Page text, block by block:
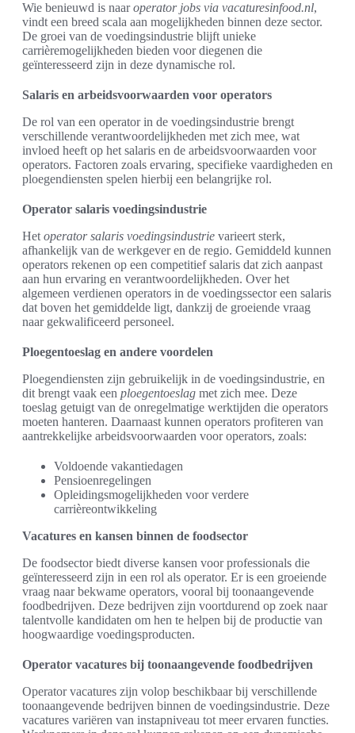
Wie benieuwd is naaroperator jobs via vacaturesinfood.nl,
vindt een breed scala aan mogelijkheden binnen deze sector.
De groei van de voedingsindustrie blijft unieke
carrièremogelijkheden bieden voor diegenen die
geïnteresseerd zijn in deze dynamische rol.
Salaris en arbeidsvoorwaarden voor operators
De rol van een operator in de voedingsindustrie brengt
verschillende verantwoordelijkheden met zich mee, wat
invloed heeft op het salaris en de arbeidsvoorwaarden voor
operators. Factoren zoals ervaring, specifieke vaardigheden en
ploegendiensten spelen hierbij een belangrijke rol.
Operator salaris voedingsindustrie
Het operator salaris voedingsindustrie varieert sterk,
afhankelijk van de werkgever en de regio. Gemiddeld kunnen
operators rekenen op een competitief salaris dat zich aanpast
aan hun ervaring en verantwoordelijkheden. Over het
algemeen verdienen operators in de voedingssector een salaris
dat boven het gemiddelde ligt, dankzij de groeiende vraag
naar gekwalificeerd personeel.
Ploegentoeslag en andere voordelen
Ploegendiensten zijn gebruikelijk in de voedingsindustrie, en
dit brengt vaak een ploegentoeslag met zich mee. Deze
toeslag getuigt van de onregelmatige werktijden die operators
moeten hanteren. Daarnaast kunnen operators profiteren van
aantrekkelijke arbeidsvoorwaarden voor operators, zoals:
Voldoende vakantiedagen
Pensioenregelingen
Opleidingsmogelijkheden voor verdere
carrièreontwikkeling
Vacatures en kansen binnen de foodsector
De foodsector biedt diverse kansen voor professionals die
geïnteresseerd zijn in een rol als operator. Er is een groeiende
vraag naar bekwame operators, vooral bij toonaangevende
foodbedrijven. Deze bedrijven zijn voortdurend op zoek naar
talentvolle kandidaten om hen te helpen bij de productie van
hoogwaardige voedingsproducten.
Operator vacatures bij toonaangevende foodbedrijven
Operator vacatures zijn volop beschikbaar bij verschillende
toonaangevende bedrijven binnen de voedingsindustrie. Deze
vacatures variëren van instapniveau tot meer ervaren functies.